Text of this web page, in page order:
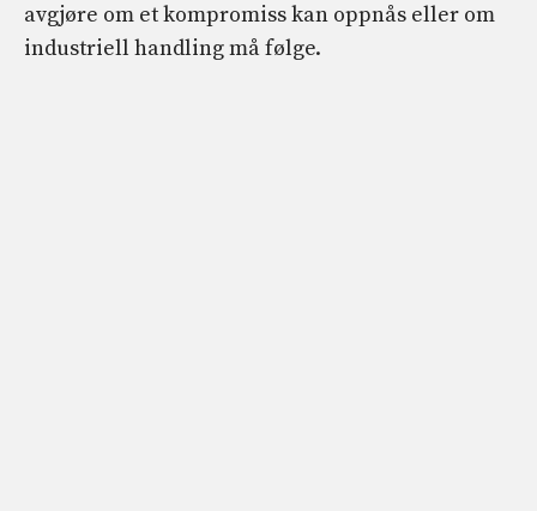
avgjøre om et kompromiss kan oppnås eller om
industriell handling må følge.